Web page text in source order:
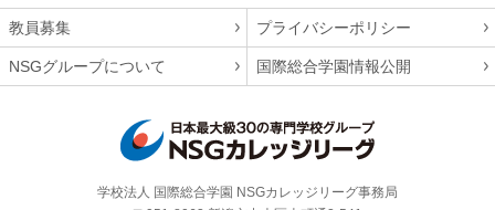
教員募集 プライバシーポリシー
NSGグループについて 国際総合学園情報公開
学校法人 国際総合学園 NSGカレッジリーグ事務局